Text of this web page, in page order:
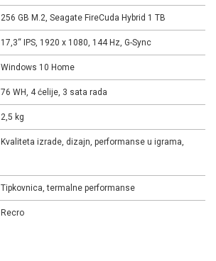
256 GB M.2, Seagate FireCuda Hybrid 1 TB
17,3“ IPS, 1920 x 1080, 144 Hz, G-Sync
Windows 10 Home
76 WH, 4 ćelije, 3 sata rada
2,5 kg
Kvaliteta izrade, dizajn, performanse u igrama,
Tipkovnica, termalne performanse
Recro